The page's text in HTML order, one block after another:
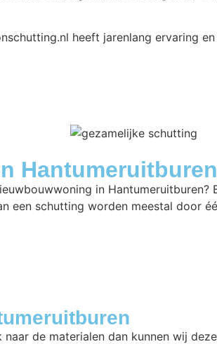
heeft jarenlang ervaring
Hantumeruitburen
in
een schutting worden meestal door
de materialen dan kunnen wij